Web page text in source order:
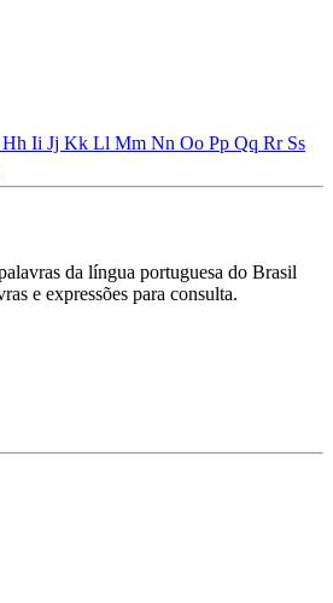
Hh Ii Jj Kk Ll Mm Nn Oo Pp Qq Rr Ss
da língua portuguesa do Brasil
e expressões para consulta.